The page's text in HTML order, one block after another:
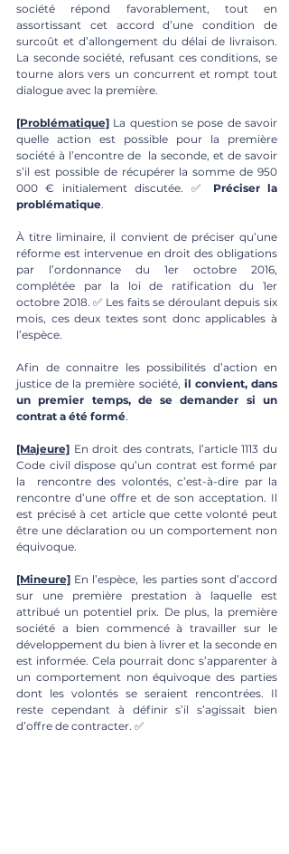
société répond favorablement, tout en
assortissant cet accord d’une condition de
surcoût et d’allongement du délai de livraison.
La seconde société, refusant ces conditions, se
tourne alors vers un concurrent et rompt tout
dialogue avec la première.
[Problématique] La question se pose de savoir
quelle action est possible pour la première
société à l’encontre de  la seconde, et de savoir
s’il est possible de récupérer la somme de 950
000 € initialement discutée. ✅ Préciser la
problématique.
À titre liminaire, il convient de préciser qu’une
réforme est intervenue en droit des obligations
par l’ordonnance du 1er octobre 2016,
complétée par la loi de ratification du 1er
octobre 2018. ✅ Les faits se déroulant depuis six
mois, ces deux textes sont donc applicables à
l’espèce.
Afin de connaitre les possibilités d’action en
justice de la première société, il convient, dans
un premier temps, de se demander si un
contrat a été formé.
[Majeure] En droit des contrats, l’article 1113 du
Code civil dispose qu’un contrat est formé par
la  rencontre des volontés, c’est-à-dire par la
rencontre d’une offre et de son acceptation. Il
est précisé à cet article que cette volonté peut
être une déclaration ou un comportement non
équivoque.
[Mineure] En l’espèce, les parties sont d’accord
sur une première prestation à laquelle est
attribué un potentiel prix. De plus, la première
société a bien commencé à travailler sur le
développement du bien à livrer et la seconde en
est informée. Cela pourrait donc s’apparenter à
un comportement non équivoque des parties
dont les volontés se seraient rencontrées. Il
reste cependant à définir s’il s’agissait bien
d’offre de contracter. ✅